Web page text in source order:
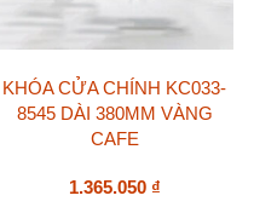
KHÓA CỬA CHÍNH KC033-
8545 DÀI 380MM VÀNG
CAFE
1.365.050 ₫